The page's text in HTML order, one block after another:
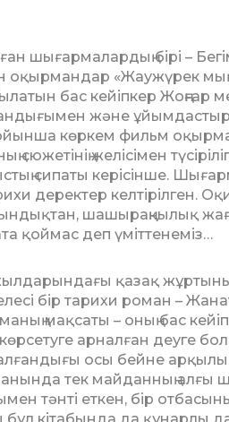
шығар­малардың бірі –
оқырмандар «Жаужүрек
бас кейіп­кер
және
көркем фильм
сюжетінің желісімен
сипаты керісінше.
деректер кел­тірілген.
шашыраңқылық
деп үміт­тенеміз…
қазақ
бір тарихи роман –
мақсаты – оның бас
арналған деуге
осы бейне
тек май­дан­ның алғы
тән­ті еткен, бір